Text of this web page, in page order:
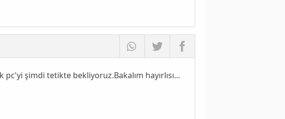
şimdi tetikte bekliyoruz.Bakalım hayırlısı...